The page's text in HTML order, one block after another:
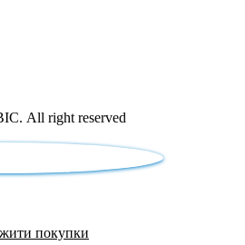
All right reserved
покупки